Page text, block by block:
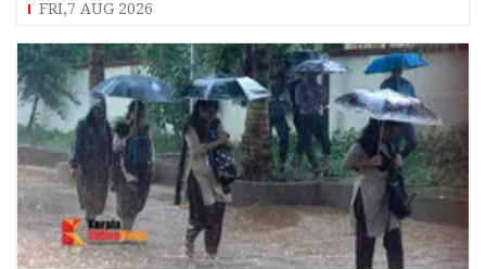
FRI,7 AUG 2026